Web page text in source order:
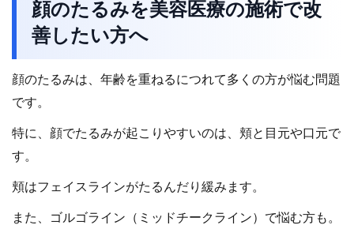
顔のたるみを美容医療の施術で改
善したい方へ
顔のたるみは、年齢を重ねるにつれて多くの方が悩む問題
です。
特に、顔でたるみが起こりやすいのは、頬と目元や口元で
す。
頬はフェイスラインがたるんだり緩みます。
また、ゴルゴライン（ミッドチークライン）で悩む方も。